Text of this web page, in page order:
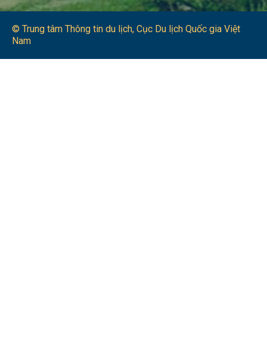
© Trung tâm Thông tin du lịch​, Cục Du lịch Quốc gia Việt
Nam